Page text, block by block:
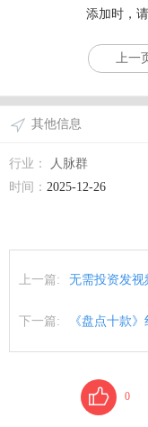
添加时，
上一
其他信息
行业： 人脉群
时间： 2025-12-26
上一篇: 无需投资发视
下一篇: 《盘点十款
0